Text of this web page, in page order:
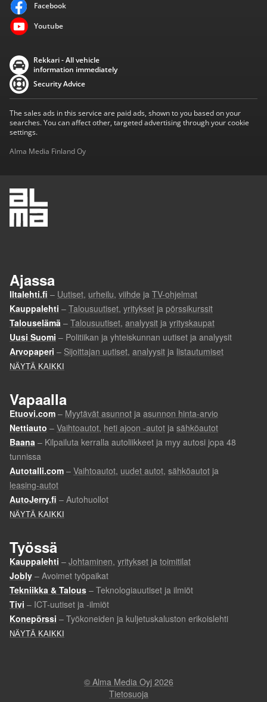
Facebook
Youtube
Rekkari - All vehicle
information immediately
Security Advice
The sales ads in this service are paid ads, shown to you based on your
searches. You can affect other, targeted advertising through your cookie
settings.
Alma Media Finland Oy